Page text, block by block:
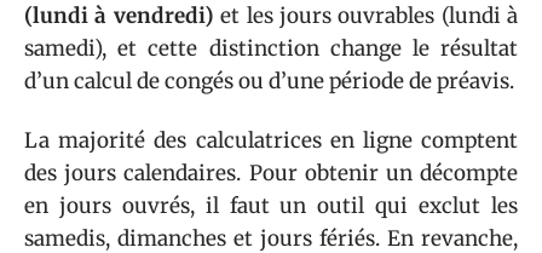
(lundi à vendredi) et les jours ouvrables (lundi à
samedi), et cette distinction change le résultat
d’un calcul de congés ou d’une période de préavis.
La majorité des calculatrices en ligne comptent
des jours calendaires. Pour obtenir un décompte
en jours ouvrés, il faut un outil qui exclut les
samedis, dimanches et jours fériés. En revanche,